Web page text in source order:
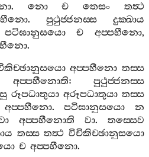
. නො ච තෙසං
තත්‍ථ
. පුථුජ‍්ජනස‍්ස
දුක‍්ඛාය
පටිඝානුසයො ච අප‍්පහීනො,
.
අප‍්පහීනො තස‍්ස
අප‍්පහීනොති:පුථුජ‍්ජනස‍්ස
රූපධාතුයා අරූපධාතුයා තස‍්ස
අප‍්පහීනො.පටිඝානුසයො
න
අප‍්පහීනොති වා. තස‍්සෙව
තස‍්ස තත්‍ථ විචිකිච‍්ඡානුසයො
ච අප‍්පහීනො.